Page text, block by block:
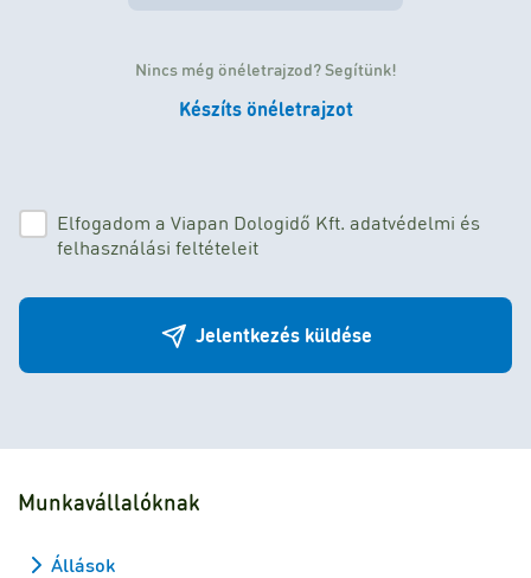
Nincs még önéletrajzod? Segítünk!
Készíts önéletrajzot
Elfogadom a Viapan Dologidő Kft. adatvédelmi és
felhasználási feltételeit
Jelentkezés küldése
Munkavállalóknak
Állások